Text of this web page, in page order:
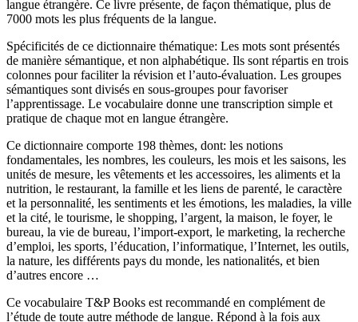
langue étrangère. Ce livre présente, de façon thématique, plus de
7000 mots les plus fréquents de la langue.
Spécificités de ce dictionnaire thématique: Les mots sont présentés
de manière sémantique, et non alphabétique. Ils sont répartis en trois
colonnes pour faciliter la révision et l’auto-évaluation. Les groupes
sémantiques sont divisés en sous-groupes pour favoriser
l’apprentissage. Le vocabulaire donne une transcription simple et
pratique de chaque mot en langue étrangère.
Ce dictionnaire comporte 198 thèmes, dont: les notions
fondamentales, les nombres, les couleurs, les mois et les saisons, les
unités de mesure, les vêtements et les accessoires, les aliments et la
nutrition, le restaurant, la famille et les liens de parenté, le caractère
et la personnalité, les sentiments et les émotions, les maladies, la ville
et la cité, le tourisme, le shopping, l’argent, la maison, le foyer, le
bureau, la vie de bureau, l’import-export, le marketing, la recherche
d’emploi, les sports, l’éducation, l’informatique, l’Internet, les outils,
la nature, les différents pays du monde, les nationalités, et bien
d’autres encore …
Ce vocabulaire T&P Books est recommandé en complément de
l’étude de toute autre méthode de langue. Répond à la fois aux